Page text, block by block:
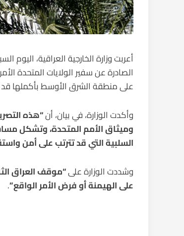
الصادرة عن سفير الولايات المتحدة
على منطقة الشرق الأوسط بأكملها
وأكدت الوزارة، في بيان، أن“هذه
وميثاق الأمم المتحدة، وتشكل
السلبية التي قد تترتب على أمن
وشددت الوزارة على“موقف العراق
على الهيمنة أو فرض الأمر الواقع”.